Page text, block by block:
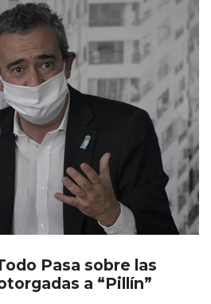
Pasa sobre las
a “Pillín”